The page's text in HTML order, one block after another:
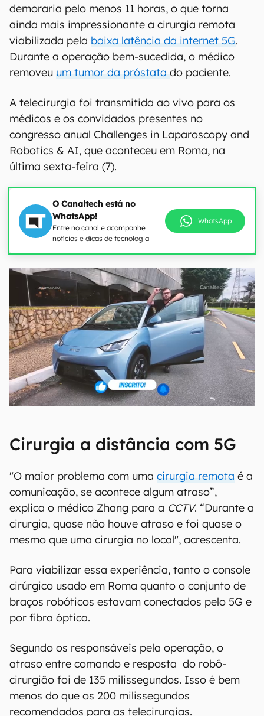
demoraria pelo menos 11 horas, o que torna
ainda mais impressionante a cirurgia remota
viabilizada pela baixa latência da internet 5G.
Durante a operação bem-sucedida, o médico
removeu um tumor da próstata do paciente.
A telecirurgia foi transmitida ao vivo para os
médicos e os convidados presentes no
congresso anual Challenges in Laparoscopy and
Robotics & AI, que aconteceu em Roma, na
última sexta-feira (7).
O Canaltech está no
WhatsApp!
Entre no canal e acompanhe
notícias e dicas de tecnologia
WhatsApp
Cirurgia a distância com 5G
"O maior problema com uma cirurgia remota é a
comunicação, se acontece algum atraso”,
explica o médico Zhang para a CCTV. “Durante a
cirurgia, quase não houve atraso e foi quase o
mesmo que uma cirurgia no local", acrescenta.
Para viabilizar essa experiência, tanto o console
cirúrgico usado em Roma quanto o conjunto de
braços robóticos estavam conectados pelo 5G e
por fibra óptica.
Segundo os responsáveis pela operação, o
atraso entre comando e resposta do robô-
cirurgião foi de 135 milissegundos. Isso é bem
menos do que os 200 milissegundos
recomendados para as telecirurgias.